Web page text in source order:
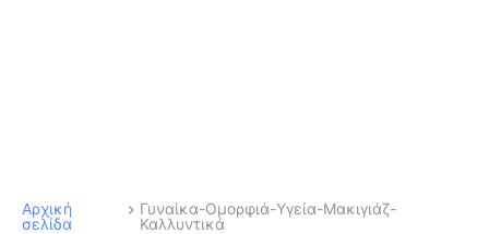
Αρχική
σελίδα
Γυναίκα-Ομορφιά-Υγεία-Μακιγιάζ-
Καλλυντικά